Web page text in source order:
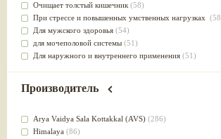
Очищает толстый кишечник(58)
При стрессе и повышенных умственных нагрузках
Для мужского здоровья (54)
для мочеполовой системы (51)
Для наружного и внутреннего применения (51)
Для стабилизации деятельности ЦНС
Лечит опухоли и отеки(46)
Для медитации
Производитель
Arya Vaidya Sala Kottakkal (AVS) (286)
Himalaya (86)